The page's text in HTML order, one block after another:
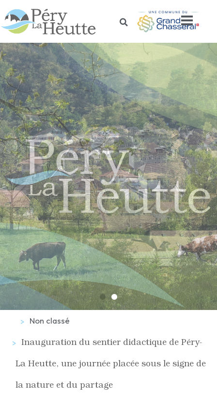
Non classé
Inauguration du sentier didactique de Péry-
La Heutte, une journée placée sous le signe de
la nature et du partage